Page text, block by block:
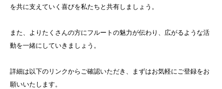
を共に支えていく喜びを私たちと共有しましょう。
また、よりたくさんの方にフルートの魅力が伝わり、広がるような活
動を一緒にしていきましょう。
詳細は以下のリンクからご確認いただき、まずはお気軽にご登録をお
願いいたします。